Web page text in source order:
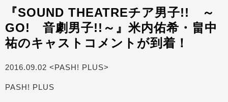
『SOUND THEATREチア男子!! ～
GO! 音劇男子!!～』米内佑希・畠中
祐のキャストコメントが到着！
2016.09.02 <PASH! PLUS>
PASH! PLUS